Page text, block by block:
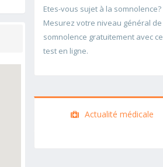
Etes-vous sujet à la somnolence?
Mesurez votre niveau général de
somnolence gratuitement avec ce
test en ligne.
Actualité médicale